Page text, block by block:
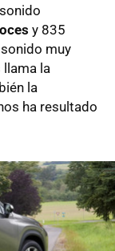
y 835
muy
llama la
la
ha resultado